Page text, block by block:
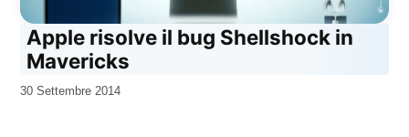
Apple risolve il bug Shellshock in
Mavericks
da
30 Settembre 2014